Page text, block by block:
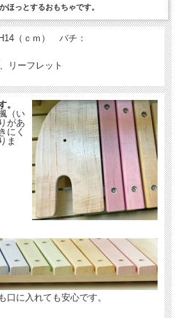
ほっとするおもちゃです。
（ｃｍ） バチ：
リーフレット
。
（い
があ
にく
ま
口に入れても安心です。